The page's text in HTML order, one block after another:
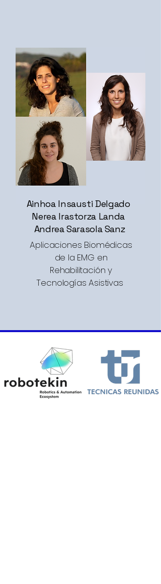
Ainhoa Insausti Delgado
Nerea Irastorza Landa
Andrea Sarasola Sanz
Aplicaciones Biomédicas
de la EMG en
Rehabilitación y
Tecnologías Asistivas